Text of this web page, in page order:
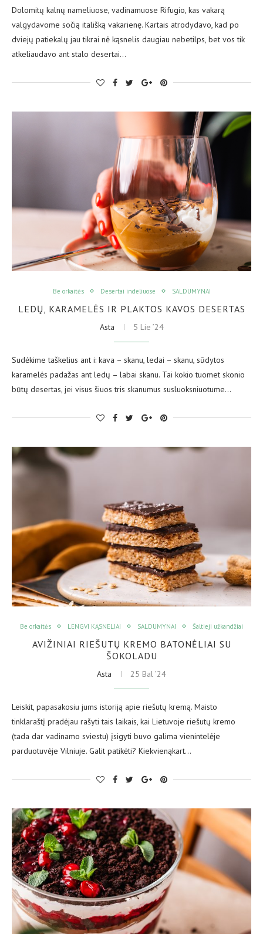
Dolomitų kalnų nameliuose, vadinamuose Rifugio, kas vakarą
valgydavome sočią itališką vakarienę. Kartais atrodydavo, kad po
dviejų patiekalų jau tikrai nė kąsnelis daugiau nebetilps, bet vos tik
atkeliaudavo ant stalo desertai…
Be orkaitės Desertai indeliuose SALDUMYNAI
LEDŲ, KARAMELĖS IR PLAKTOS KAVOS DESERTAS
Asta 5 Lie ’24
Sudėkime taškelius ant i: kava – skanu, ledai – skanu, sūdytos
karamelės padažas ant ledų – labai skanu. Tai kokio tuomet skonio
būtų desertas, jei visus šiuos tris skanumus susluoksniuotume…
Be orkaitės LENGVI KĄSNELIAI SALDUMYNAI Šaltieji užkandžiai
AVIŽINIAI RIEŠUTŲ KREMO BATONĖLIAI SU
ŠOKOLADU
Asta 25 Bal ’24
Leiskit, papasakosiu jums istoriją apie riešutų kremą. Maisto
tinklaraštį pradėjau rašyti tais laikais, kai Lietuvoje riešutų kremo
(tada dar vadinamo sviestu) įsigyti buvo galima vienintelėje
parduotuvėje Vilniuje. Galit patikėti? Kiekvienąkart…